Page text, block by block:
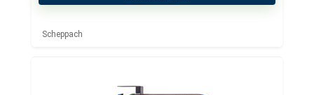
Scheppach